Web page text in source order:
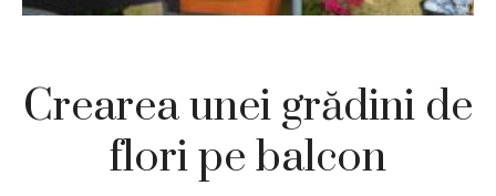
Crearea unei grădini de
flori pe balcon